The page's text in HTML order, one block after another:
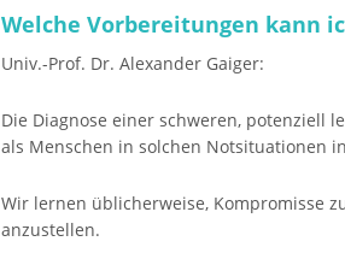
Welche Vorbereitungen kann
Univ.-Prof. Dr. Alexander Gaiger:
Die Diagnose einer schweren, potenziell
als Menschen in solchen Notsituationen
Wir lernen üblicherweise, Kompromisse
anzustellen.